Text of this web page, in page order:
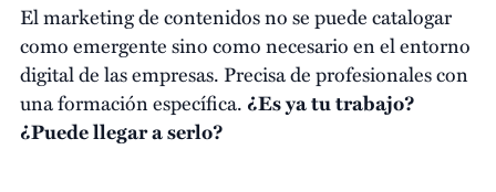
El marketing de contenidos no se puede catalogar
como emergente sino como necesario en el entorno
digital de las empresas. Precisa de profesionales con
una formación específica. ¿Es ya tu trabajo?
¿Puede llegar a serlo?